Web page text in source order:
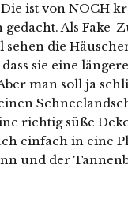
ist von NOCH
Als Fake-
sehen die
sie eine
man soll ja
richtig süße
einfach in eine
und der